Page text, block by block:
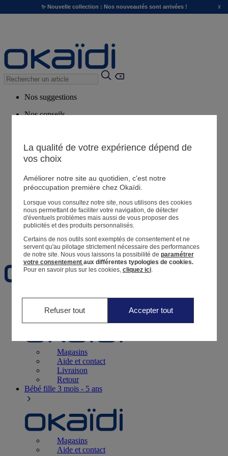
✨ Nouvelle collection : Nos nouveautés sont arrivées ! x
Nos suggestions
Nos conseils
Magasin
Mes informations
Suivre une commande
Panier
Favoris
Naissance0-12 mois
Magasins
Aide et contact
Livraison
Retour
Bébé fille 3 mois - 5 ans
Magasins
Aide et contact
La qualité de votre expérience dépend de
vos choix
Améliorer notre site au quotidien, c'est notre
préoccupation première chez Okaïdi.
Lorsque vous consultez notre site, nous utilisons des cookies
nous permettant de faciliter votre navigation, de détecter
d'éventuels problèmes mais aussi de vous proposer des
publicités et des produits personnalisés.
Certains de nos outils sont exemptés de consentement et ne
servent qu'au pilotage strictement nécessaire des performances
de notre site. Nous vous laissons la possibilité de paramétrer
votre consentement aux différentes typologies de cookies.
Pour en savoir plus sur les cookies, cliquez ici.
Refuser tout Accepter tout